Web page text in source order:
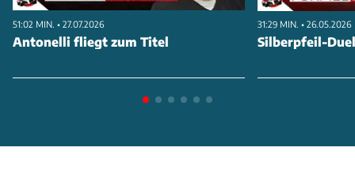
51:02 MIN. • 27.07.2026
Antonelli fliegt zum Titel
31:29 MIN. • 26.05.2026
Silberpfeil-